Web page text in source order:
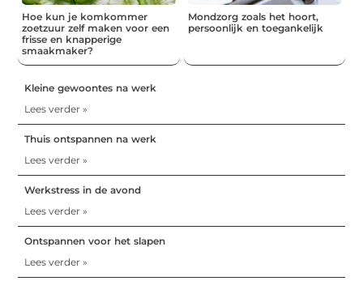
Hoe kun je komkommer
zoetzuur zelf maken voor een
frisse en knapperige
smaakmaker?
Mondzorg zoals het hoort,
persoonlijk en toegankelijk
Kleine gewoontes na werk
Lees verder »
Thuis ontspannen na werk
Lees verder »
Werkstress in de avond
Lees verder »
Ontspannen voor het slapen
Lees verder »